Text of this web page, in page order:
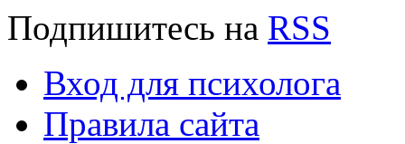
Подпишитесь на RSS
Вход для психолога
Правила сайта